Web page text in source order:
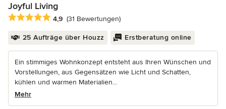
Joyful Living
Durchschnittliche Bewertung: 4.9 von 5 Sternen
4,9 (31 Bewertungen)
25 Aufträge über Houzz Erstberatung online
Ein stimmiges Wohnkonzept entsteht aus Ihren Wünschen und
Vorstellungen, aus Gegensätzen wie Licht und Schatten,
kühlen und warmen Materialien...
Mehr